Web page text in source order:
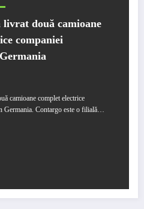
două camioane
companiei
camioane complet electrice
Germania. Contargo este o filială…